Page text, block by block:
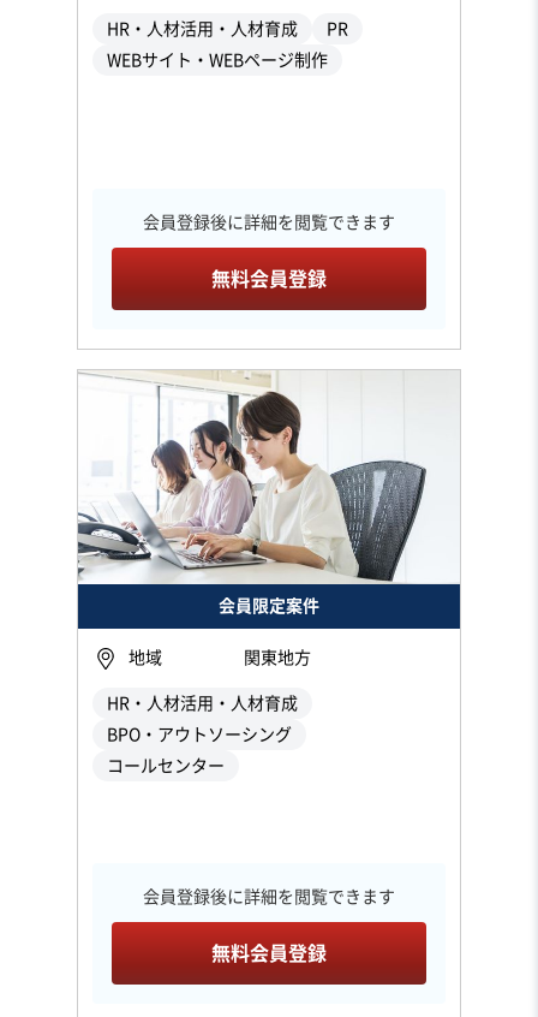
HR・人材活用・人材育成
PR
WEBサイト・WEBページ制作
会員登録後に詳細を閲覧できます
無料会員登録
会員限定案件
地域 関東地方
HR・人材活用・人材育成
BPO・アウトソーシング
コールセンター
会員登録後に詳細を閲覧できます
無料会員登録